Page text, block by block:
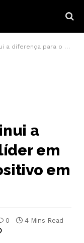
em fim de semana positivo em Goiânia
a
em
em
0
4 Mins Read